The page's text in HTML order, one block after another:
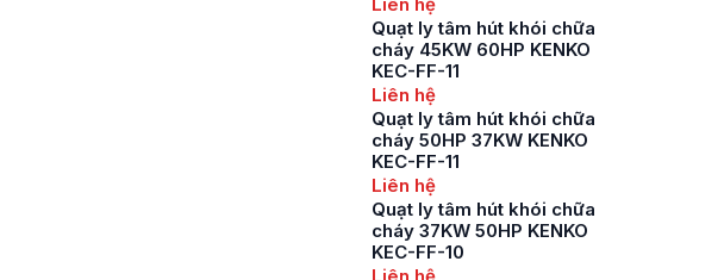
Quạt ly tâm hút khói chữa
cháy 45KW 60HP KENKO
KEC-FF-11
Liên hệ
Quạt ly tâm hút khói chữa
cháy 50HP 37KW KENKO
KEC-FF-11
Liên hệ
Quạt ly tâm hút khói chữa
cháy 37KW 50HP KENKO
KEC-FF-10